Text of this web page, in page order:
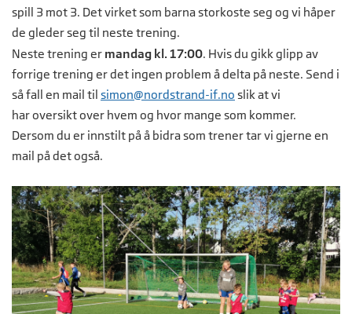
spill 3 mot 3. Det virket som barna storkoste seg og vi håper
de gleder seg til neste trening.
Neste trening er mandag kl. 17:00. Hvis du gikk glipp av
forrige trening er det ingen problem å delta på neste. Send i
så fall en mail til simon@nordstrand-if.no slik at vi
har oversikt over hvem og hvor mange som kommer.
Dersom du er innstilt på å bidra som trener tar vi gjerne en
mail på det også.